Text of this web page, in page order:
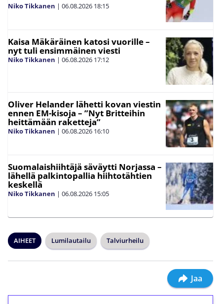
Niko Tikkanen | 06.08.2026 18:15
Kaisa Mäkäräinen katosi vuorille –
nyt tuli ensimmäinen viesti
Niko Tikkanen | 06.08.2026 17:12
Oliver Helander lähetti kovan viestin
ennen EM-kisoja – ”Nyt Britteihin
heittämään raketteja”
Niko Tikkanen | 06.08.2026 16:10
Suomalaishiihtäjä säväytti Norjassa –
lähellä palkintopallia hiihtotähtien
keskellä
Niko Tikkanen | 06.08.2026 15:05
AIHEET Lumilautailu Talviurheilu
Jaa